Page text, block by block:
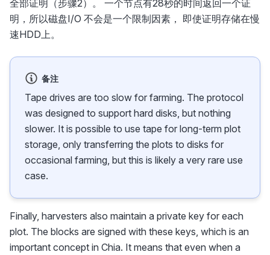
全部证明（步骤2）。 一个节点有28秒的时间返回一个证
明，所以磁盘I/O 不会是一个限制因素， 即使证明存储在慢
速HDD上。
备注
Tape drives are too slow for farming. The protocol
was designed to support hard disks, but nothing
slower. It is possible to use tape for long-term plot
storage, only transferring the plots to disks for
occasional farming, but this is likely a very rare use
case.
Finally, harvesters also maintain a private key for each
plot. The blocks are signed with these keys, which is an
important concept in Chia. It means that even when a